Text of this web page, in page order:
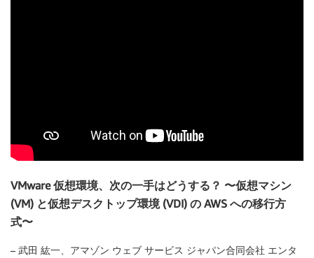
VMware 仮想環境、次の一手はどうする？ 〜仮想マシン
(VM) と仮想デスクトップ環境 (VDI) の AWS への移行方
式〜
– 武田 紘一、アマゾン ウェブ サービス ジャパン合同会社 エンタ